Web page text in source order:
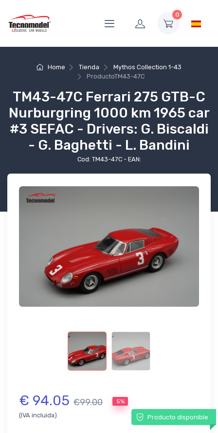
0
Home Tienda
Mythos Collection 1-43
ProductoTM43-47C
TM43-47C Ferrari 275 GTB-C
Nurburgring 1000 km 1965 car
#3 SEFAC - Drivers: G. Biscaldi
- G. Baghetti - L. Bandini
Cod: TM43-47C - EAN:
€ 94.05 €99.00 5%
(IVA incluida) Producto disponible